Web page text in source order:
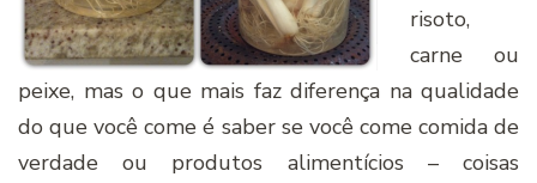
risoto,
carne ou
peixe, mas o que mais faz diferença na qualidade
do que você come é saber se você come comida de
verdade ou produtos alimentícios – coisas